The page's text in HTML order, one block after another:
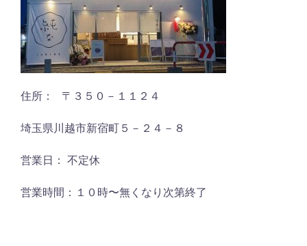
住所： 〒３５０－１１２４
埼玉県川越市新宿町５－２４－８
営業日： 不定休
営業時間：１０時〜無くなり次第終了